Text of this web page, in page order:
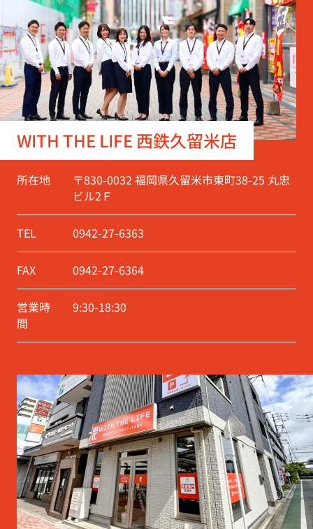
WITH THE LIFE 西鉄久留米店
所在地
〒830-0032 福岡県久留米市東町38-25 丸忠
ビル2Ｆ
TEL 0942-27-6363
FAX 0942-27-6364
営業時
間
9:30-18:30